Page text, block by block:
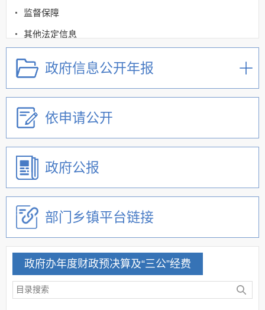
监督保障
其他法定信息
政府信息公开年报
依申请公开
政府公报
部门乡镇平台链接
政府办年度财政预决算及“三公”经费